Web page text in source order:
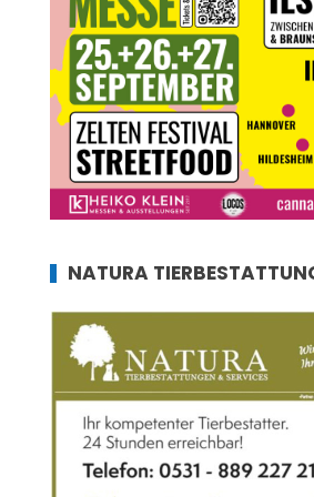
NATURA